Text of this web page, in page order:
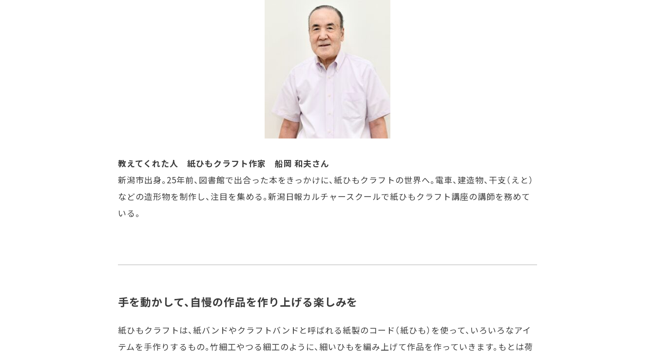
教えてくれた人 紙ひもクラフト作家 船岡 和夫さん
新潟市出身。25年前、図書館で出合った本をきっかけに、紙ひもクラフトの世界へ。電車、建造物、干支（えと）
などの造形物を制作し、注目を集める。新潟日報カルチャースクールで紙ひもクラフト講座の講師を務めて
いる。
手を動かして、自慢の作品を作り上げる楽しみを
紙ひもクラフトは、紙バンドやクラフトバンドと呼ばれる紙製のコード（紙ひも）を使って、いろいろなアイ
テムを手作りするもの。竹細工やつる細工のように、細いひもを編み上げて作品を作っていきます。もとは荷